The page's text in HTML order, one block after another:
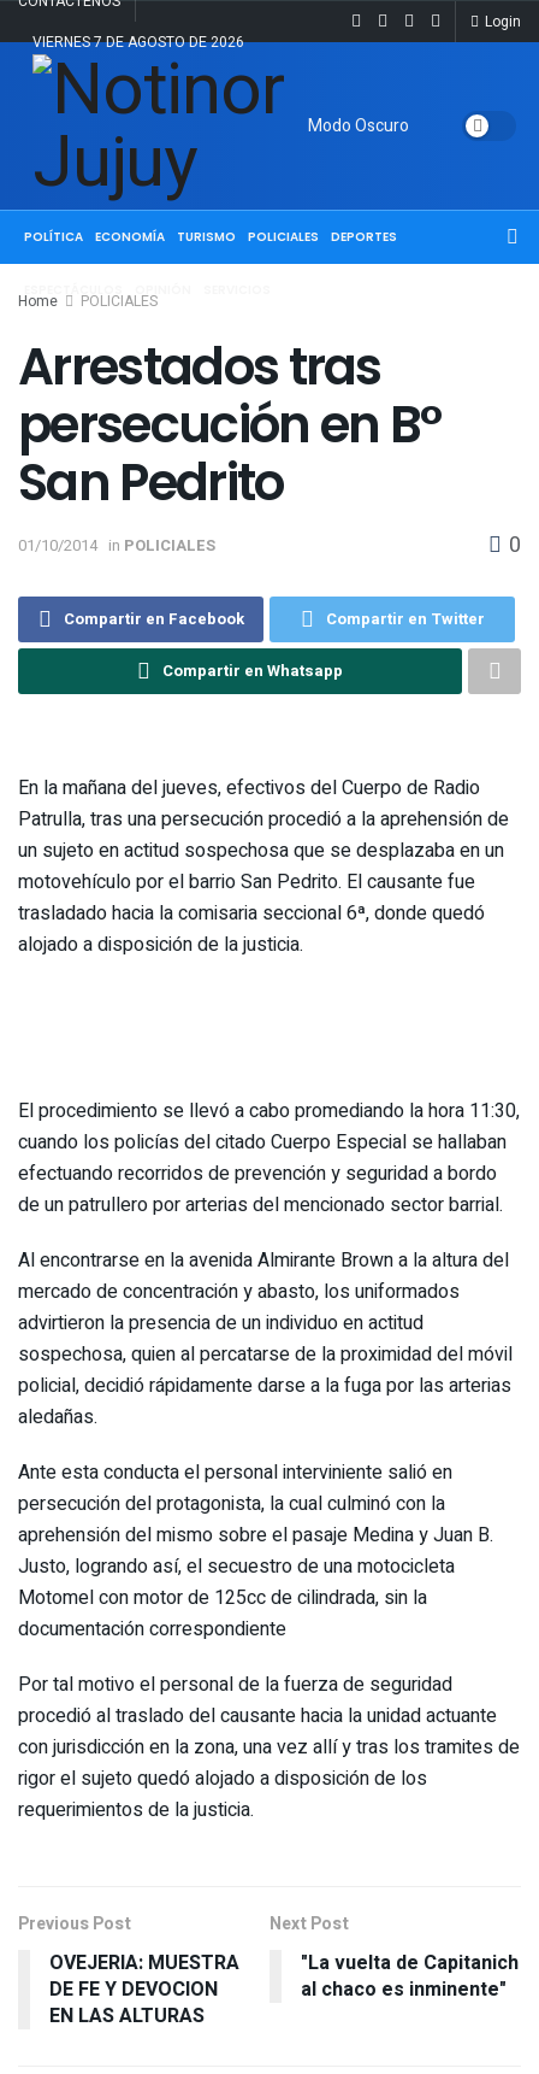
VIERNES 7 DE AGOSTO DE 2026
Login
Modo Oscuro
ACTUALIDAD JUJUY SALTA
POLÍTICA ECONOMÍA TURISMO POLICIALES DEPORTES
Home POLICIALES
Arrestados tras
persecución en B°
San Pedrito
01/10/2014 in POLICIALES 0
Compartir en Facebook Compartir en Twitter
Compartir en Whatsapp
En la mañana del jueves, efectivos del Cuerpo de Radio
Patrulla, tras una persecución procedió a la aprehensión de
un sujeto en actitud sospechosa que se desplazaba en un
motovehículo por el barrio San Pedrito. El causante fue
trasladado hacia la comisaria seccional 6ª, donde quedó
alojado a disposición de la justicia.
El procedimiento se llevó a cabo promediando la hora 11:30,
cuando los policías del citado Cuerpo Especial se hallaban
efectuando recorridos de prevención y seguridad a bordo
de un patrullero por arterias del mencionado sector barrial.
Al encontrarse en la avenida Almirante Brown a la altura del
mercado de concentración y abasto, los uniformados
advirtieron la presencia de un individuo en actitud
sospechosa, quien al percatarse de la proximidad del móvil
policial, decidió rápidamente darse a la fuga por las arterias
aledañas.
Ante esta conducta el personal interviniente salió en
persecución del protagonista, la cual culminó con la
aprehensión del mismo sobre el pasaje Medina y Juan B.
Justo, logrando así, el secuestro de una motocicleta
Motomel con motor de 125cc de cilindrada, sin la
documentación correspondiente
Por tal motivo el personal de la fuerza de seguridad
procedió al traslado del causante hacia la unidad actuante
con jurisdicción en la zona, una vez allí y tras los tramites de
rigor el sujeto quedó alojado a disposición de los
requerimientos de la justicia.
Previous Post
OVEJERIA: MUESTRA
DE FE Y DEVOCION
EN LAS ALTURAS
Next Post
"La vuelta de Capitanich
al chaco es inminente"